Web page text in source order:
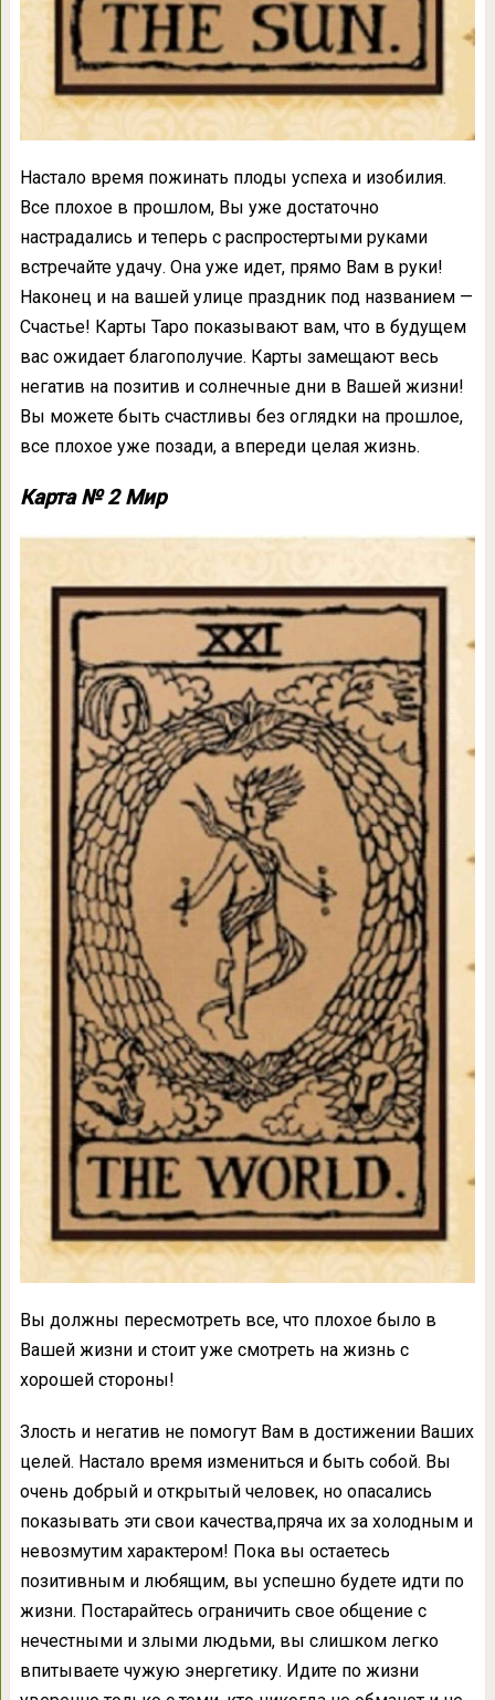
Настало время пожинать плоды успеха и изобилия.
Все плохое в прошлом, Вы уже достаточно
настрадались и теперь с распростертыми руками
встречайте удачу. Она уже идет, прямо Вам в руки!
Наконец и на вашей улице праздник под названием —
Счастье! Карты Таро показывают вам, что в будущем
вас ожидает благополучие. Карты замещают весь
негатив на позитив и солнечные дни в Вашей жизни!
Вы можете быть счастливы без оглядки на прошлое,
все плохое уже позади, а впереди целая жизнь.
Карта № 2 Мир
Вы должны пересмотреть все, что плохое было в
Вашей жизни и стоит уже смотреть на жизнь с
хорошей стороны!
Злость и негатив не помогут Вам в достижении Ваших
целей. Настало время измениться и быть собой. Вы
очень добрый и открытый человек, но опасались
показывать эти свои качества,пряча их за холодным и
невозмутим характером! Пока вы остаетесь
позитивным и любящим, вы успешно будете идти по
жизни. Постарайтесь ограничить свое общение с
нечестными и злыми людьми, вы слишком легко
впитываете чужую энергетику. Идите по жизни